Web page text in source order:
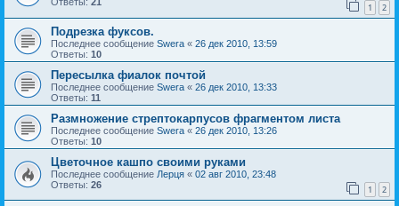
1 2
Подрезка фуксов.
Последнее сообщение Swera « 26 дек 2010, 13:59
Ответы: 10
Пересылка фиалок почтой
Последнее сообщение Swera « 26 дек 2010, 13:33
Ответы: 11
Размножение стрептокарпусов фрагментом листа
Последнее сообщение Swera « 26 дек 2010, 13:26
Ответы: 10
Цветочное кашпо своими руками
Последнее сообщение Лерця « 02 авг 2010, 23:48
Ответы: 26 1 2